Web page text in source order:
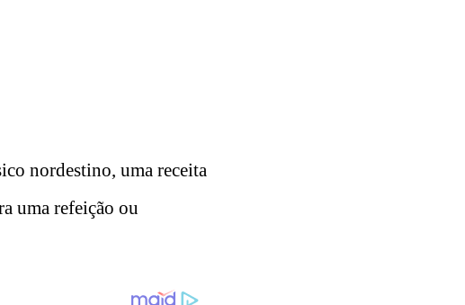
nordestino, uma receita
uma refeição ou